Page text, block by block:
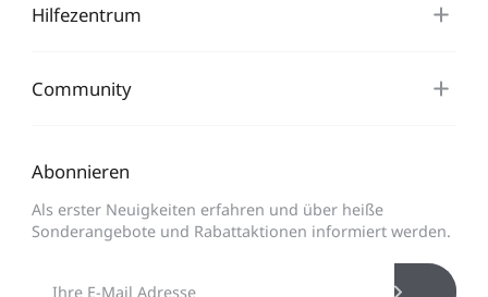
Hilfezentrum
Community
Abonnieren
Als erster Neuigkeiten erfahren und über heiße
Sonderangebote und Rabattaktionen informiert werden.